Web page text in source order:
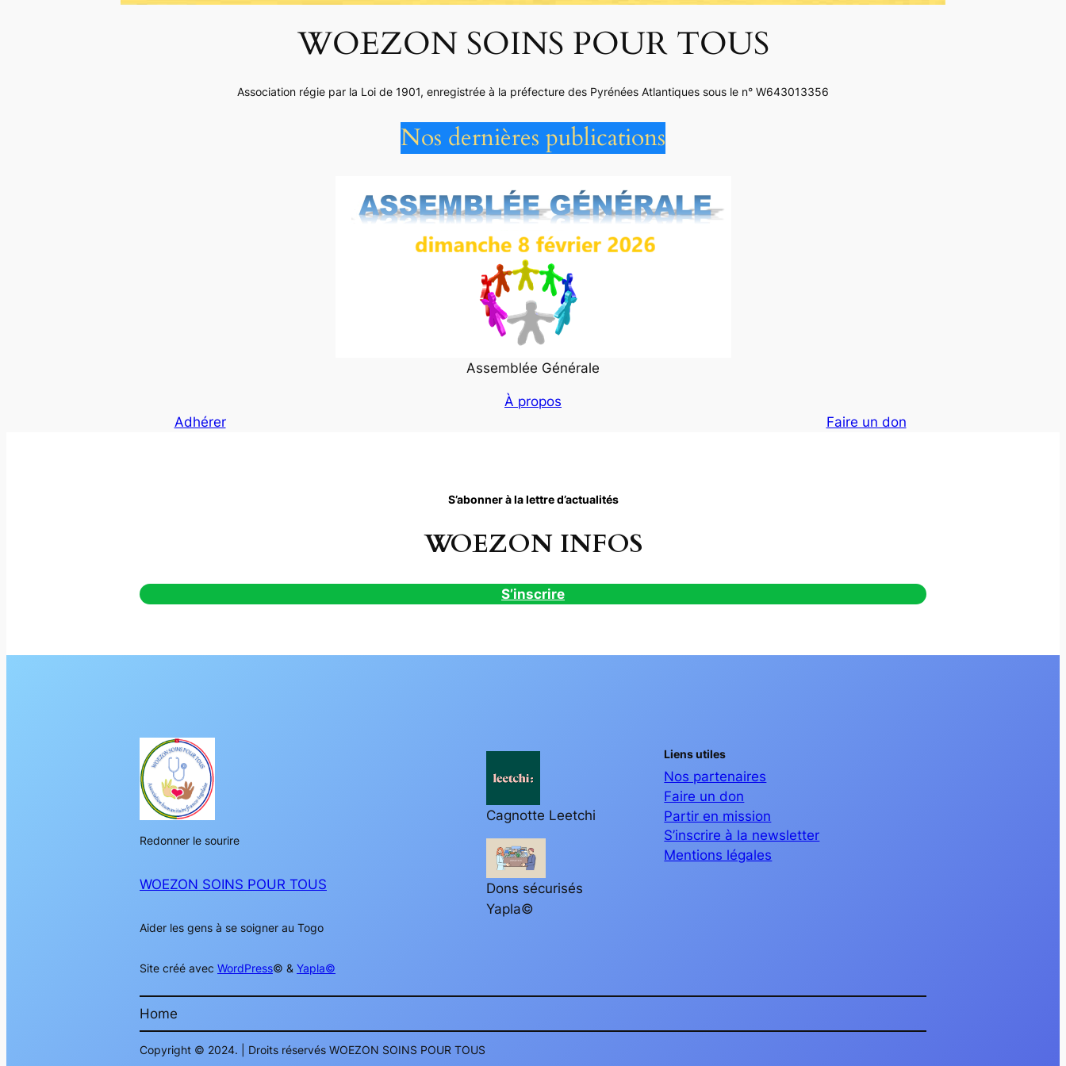
WOEZON SOINS POUR TOUS
Association régie par la Loi de 1901, enregistrée à la préfecture des Pyrénées Atlantiques sous le n° W643013356
Nos dernières publications
Assemblée Générale
À propos
Adhérer
Faire un don
S’abonner à la lettre d’actualités
WOEZON INFOS
S’inscrire
Redonner le sourire
WOEZON SOINS POUR TOUS
Aider les gens à se soigner au Togo
Site créé avec WordPress© & Yapla©
Cagnotte Leetchi
Dons sécurisés
Yapla©
Liens utiles
Nos partenaires
Faire un don
Partir en mission
S’inscrire à la newsletter
Mentions légales
Home
Copyright © 2024. | Droits réservés WOEZON SOINS POUR TOUS